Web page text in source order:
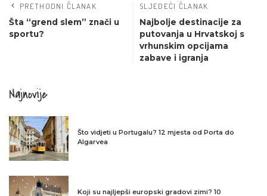
PRETHODNI ČLANAK
Šta “grend slem” znači u
sportu?
SLJEDEĆI ČLANAK
Najbolje destinacije za
putovanja u Hrvatskoj s
vrhunskim opcijama
zabave i igranja
Najnovije
Što vidjeti u Portugalu? 12 mjesta od Porta do
Algarvea
Koji su najljepši europski gradovi zimi? 10